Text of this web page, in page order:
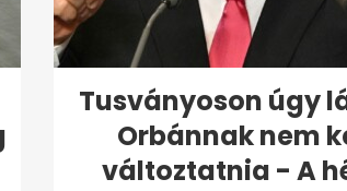
Tusványoson úgy
Orbánnak nem
változtatnia - A